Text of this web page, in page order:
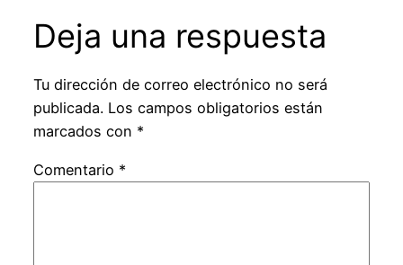
Deja una respuesta
Tu dirección de correo electrónico no será
publicada. Los campos obligatorios están
marcados con *
Comentario *